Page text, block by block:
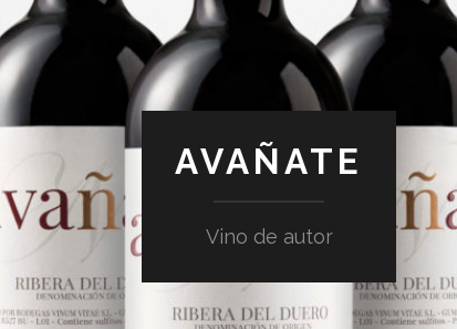
AVAÑATE
Vino de autor